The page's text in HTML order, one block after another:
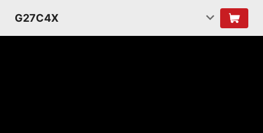
G27C4X